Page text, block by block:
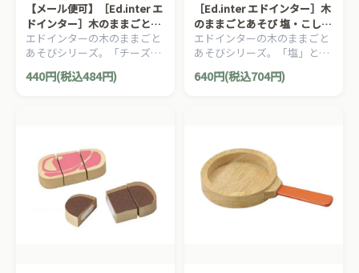
【メール便可】［Ed.inter エ
ドインター］木のままごとあ
そび チーズ
エドインターの木のままごと
あそびシリーズ。「チーズ」
440円(税込484円)
［Ed.inter エドインター］木
のままごとあそび 塩・こしょ
うセット
エドインターの木のままごと
あそびシリーズ。「塩」と
「こしょう」のセットです。
640円(税込704円)